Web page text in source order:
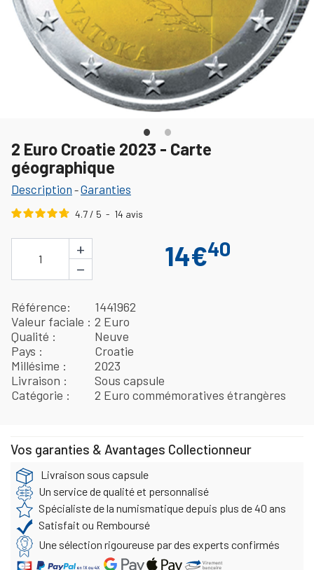
2 Euro Croatie 2023 - Carte
géographique
Description -Garanties
4.7/ 5 - 14 avis
1
+
−
14€40
Référence
1441962
Valeur faciale
2 Euro
Qualité
Neuve
Pays
Croatie
Millésime
2023
Livraison
Sous capsule
Catégorie
2 Euro commémoratives étrangères
Vos garanties & Avantages Collectionneur
Livraison sous capsule
Un service de qualité et personnalisé
Spécialiste de la numismatique depuis plus de 40 ans
Satisfait ou Remboursé
Une sélection rigoureuse par des experts confirmés